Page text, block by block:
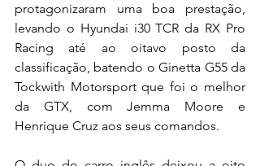
protagonizaram uma boa prestação,
levando o Hyundai i30 TCR da RX Pro
Racing até ao oitavo posto da
classificação, batendo o Ginetta G55 da
Tockwith Motorsport que foi o melhor
da GTX, com Jemma Moore e
Henrique Cruz aos seus comandos.